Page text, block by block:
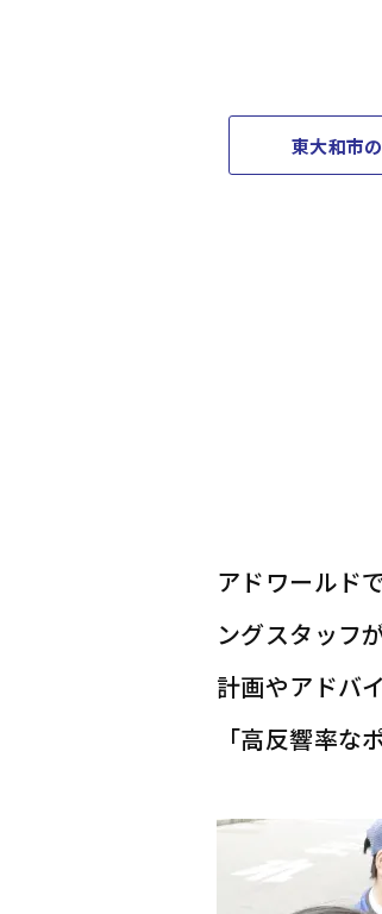
東大和市
アドワールド
ングスタッフ
計画やアドバ
「高反響率な